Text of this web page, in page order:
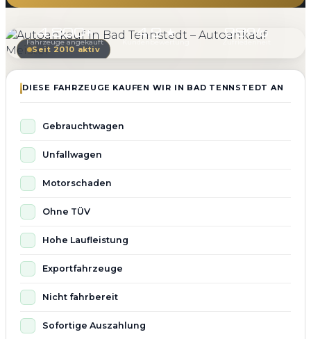
Seit 2010 aktiv
4.800+
Fahrzeuge angekauft
4.9 ★
Kundenbewertung
98%
Zufriedenheit
DIESE FAHRZEUGE KAUFEN WIR IN BAD TENNSTEDT AN
Gebrauchtwagen
Unfallwagen
Motorschaden
Ohne TÜV
Hohe Laufleistung
Exportfahrzeuge
Nicht fahrbereit
Sofortige Auszahlung